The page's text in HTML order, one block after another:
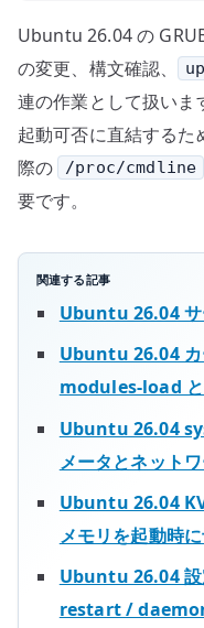
Ubuntu 26.04 の
の変更、構文確認、
連の作業として扱い
起動可否に直結する
際の
/proc/cmdline
要です。
関連する記事
Ubuntu 26.04 サ
Ubuntu 26.04 カ
modules-load
Ubuntu 26.04
メータとネット
Ubuntu 26.04
メモリを起動時
Ubuntu 26.04
restart /